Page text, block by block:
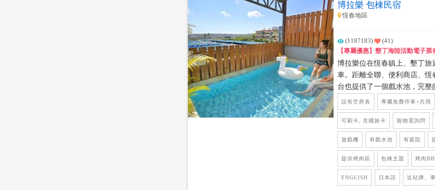
博拉樂 包棟民宿
恆春地區
(1187183)
(41)
【專屬優惠】墾丁海陸活動電子票
博拉樂位在恆春鎮上、墾丁
車。距離全聯、便利商店、
台也提供了一個戲水池，完
樂戲水。民宿內也是滿滿的
房、有電動麻將桌、PS5遊戲
都配置50吋以上的聯網電視
設有空房表 專屬免費停車+共用
可刷卡, 含國旅卡 寵物需詢問
遊戲機 有戲水池 有庭院
提供烤肉區 包棟主題 烤肉
ENGLISH 日本語 近站牌、